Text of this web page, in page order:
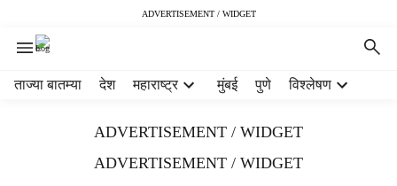
ADVERTISEMENT / WIDGET
ताज्या बातम्या देश महाराष्ट्र मुंबई पुणे विश्लेषण
ADVERTISEMENT / WIDGET
ADVERTISEMENT / WIDGET